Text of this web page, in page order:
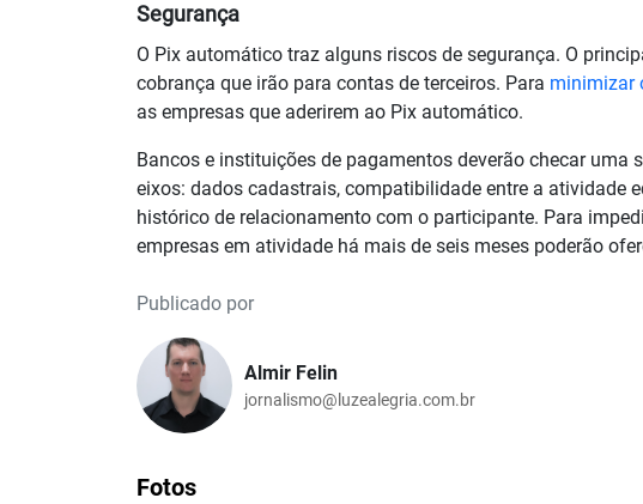
Segurança
O Pix automático traz alguns riscos de segurança. O
cobrança que irão para contas de terceiros. Para minimizar
as empresas que aderirem ao Pix automático.
Bancos e instituições de pagamentos deverão checar
eixos: dados cadastrais, compatibilidade entre a atividade
histórico de relacionamento com o participante. Para
empresas em atividade há mais de seis meses poderão
Publicado por
Almir Felin
jornalismo@luzealegria.com.br
Fotos